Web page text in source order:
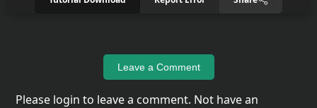
Leave a Comment
Please login to leave a comment. Not have an